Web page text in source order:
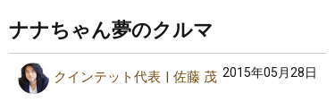
ナナちゃん夢のクルマ
クインテット代表 佐藤 茂 2015年05月28日